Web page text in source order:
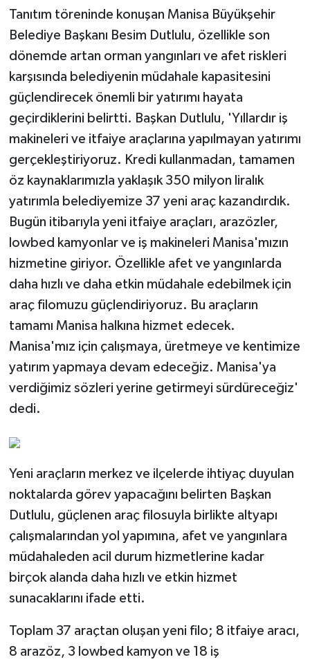
Tanıtım töreninde konuşan Manisa Büyükşehir
Belediye Başkanı Besim Dutlulu, özellikle son
dönemde artan orman yangınları ve afet riskleri
karşısında belediyenin müdahale kapasitesini
güçlendirecek önemli bir yatırımı hayata
geçirdiklerini belirtti. Başkan Dutlulu, 'Yıllardır iş
makineleri ve itfaiye araçlarına yapılmayan yatırımı
gerçekleştiriyoruz. Kredi kullanmadan, tamamen
öz kaynaklarımızla yaklaşık 350 milyon liralık
yatırımla belediyemize 37 yeni araç kazandırdık.
Bugün itibarıyla yeni itfaiye araçları, arazözler,
lowbed kamyonlar ve iş makineleri Manisa'mızın
hizmetine giriyor. Özellikle afet ve yangınlarda
daha hızlı ve daha etkin müdahale edebilmek için
araç filomuzu güçlendiriyoruz. Bu araçların
tamamı Manisa halkına hizmet edecek.
Manisa'mız için çalışmaya, üretmeye ve kentimize
yatırım yapmaya devam edeceğiz. Manisa'ya
verdiğimiz sözleri yerine getirmeyi sürdüreceğiz'
dedi.
Yeni araçların merkez ve ilçelerde ihtiyaç duyulan
noktalarda görev yapacağını belirten Başkan
Dutlulu, güçlenen araç filosuyla birlikte altyapı
çalışmalarından yol yapımına, afet ve yangınlara
müdahaleden acil durum hizmetlerine kadar
birçok alanda daha hızlı ve etkin hizmet
sunacaklarını ifade etti.
Toplam 37 araçtan oluşan yeni filo; 8 itfaiye aracı,
8 arazöz, 3 lowbed kamyon ve 18 iş